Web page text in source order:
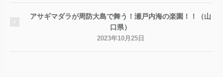
アサギマダラが周防大島で舞う！瀬戸内海の楽園！！（山
口県）
2023年10月25日